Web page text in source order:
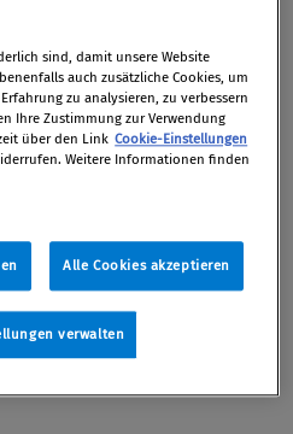
Wien
des Flughafens Wien
Landesregierung
erste Strafprozess gegen
sind, damit unsere Website
auch zusätzliche Cookies, um
zu analysieren, zu verbessern
Ihre Zustimmung zur Verwendung
über den Link Cookie-Einstellungen
Weitere Informationen finden
Alle Cookies akzeptieren
verwalten